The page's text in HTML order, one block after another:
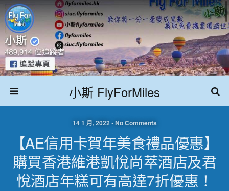
小斯 FlyForMiles
14 1 月, 2022 • No Comments
【AE信用卡賀年美食禮品優惠】
購買香港維港凱悅尚萃酒店及君
悅酒店年糕可有高達7折優惠！